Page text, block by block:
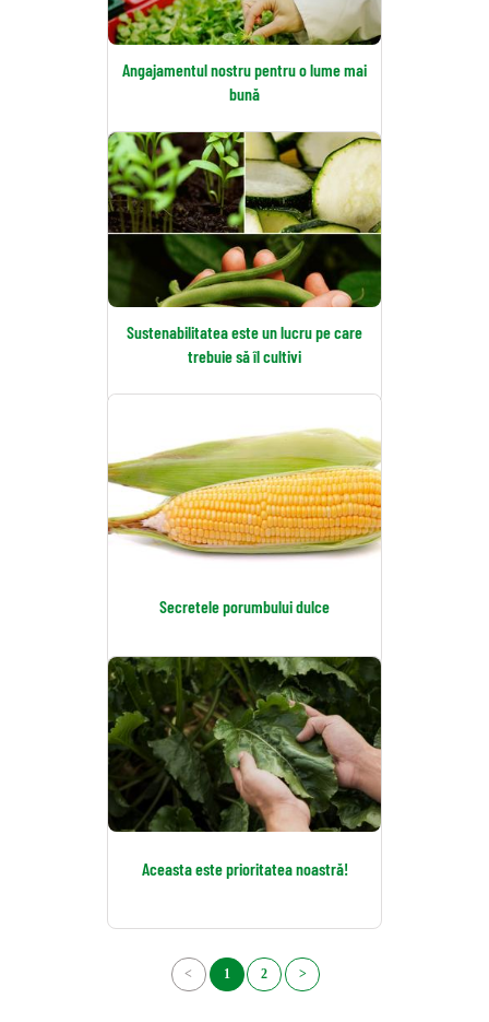
Angajamentul nostru pentru o lume mai
bună
Sustenabilitatea este un lucru pe care
trebuie să îl cultivi
Secretele porumbului dulce
Aceasta este prioritatea noastră!
< 1 2 >